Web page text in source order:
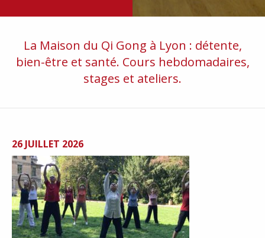
La Maison du Qi Gong à Lyon : détente,
bien-être et santé. Cours hebdomadaires,
stages et ateliers.
26 JUILLET 2026